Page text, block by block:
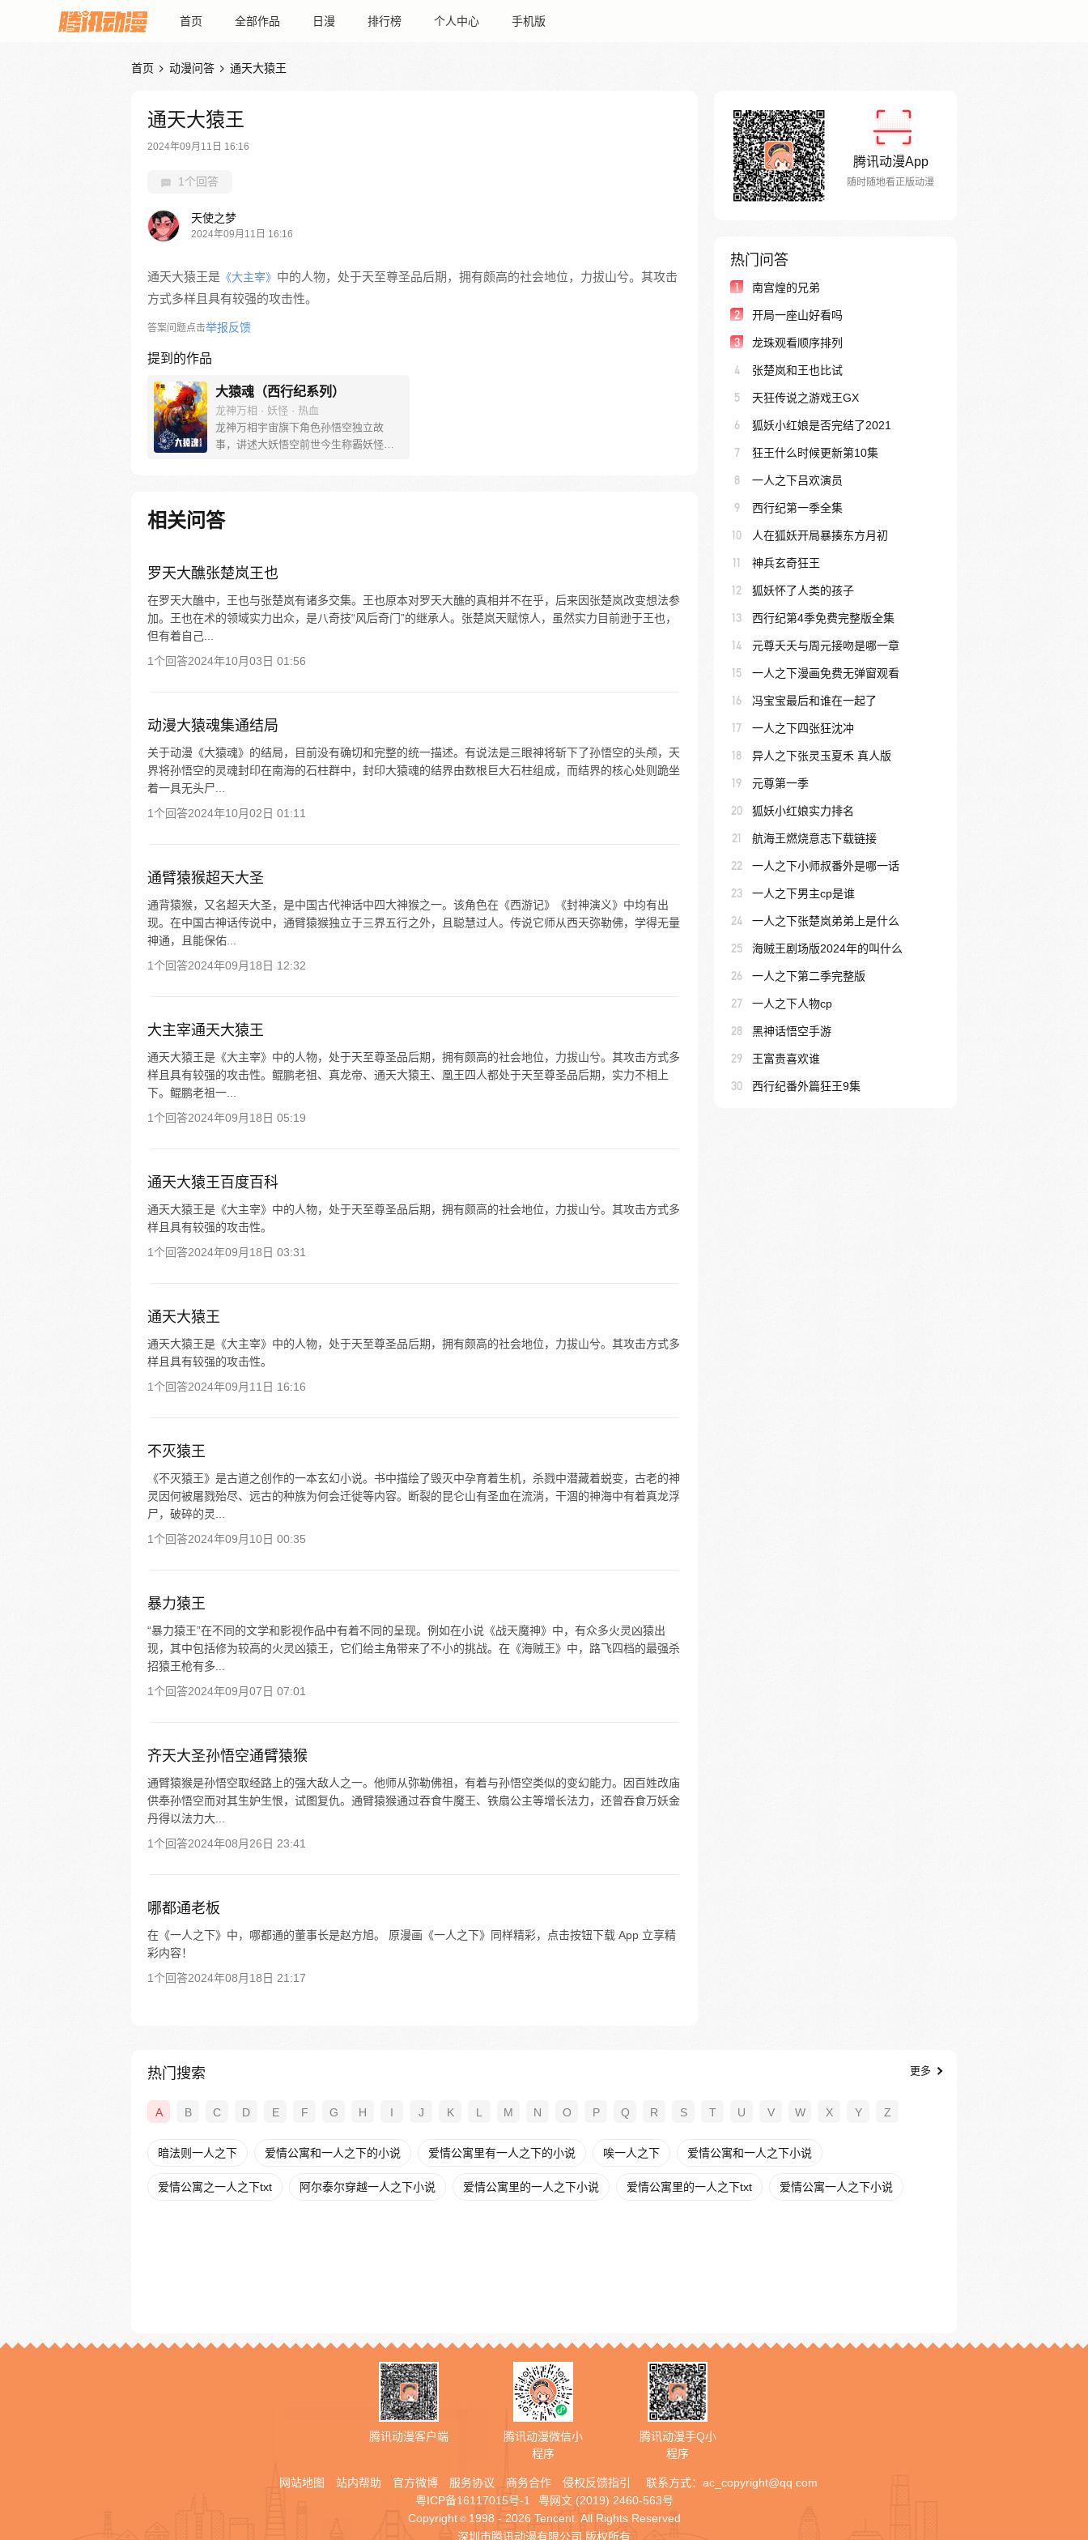
首页 全部作品 日漫 排行榜 个人中心 手机版
首页  动漫问答  通天大猿王
通天大猿王
2024年09月11日 16:16
1个回答
天使之梦
2024年09月11日 16:16
通天大猿王是 《大主宰》 中的人物，处于天至尊圣品后期，拥有颇高的社会地位，力拔山兮。其攻击
方式多样且具有较强的攻击性。
答案问题点击举报反馈
提到的作品
大猿魂（西行纪系列）
龙神万相 · 妖怪 · 热血
龙神万相宇宙旗下角色孙悟空独立故
事，讲述大妖悟空前世今生称霸妖怪大
入暗魂无法再守护重要之人…六十年
后，他再次破石而出，背负着守护族人
成为猴群之王，但故事仍在继续…
相关问答
罗天大醮张楚岚王也
在罗天大醮中，王也与张楚岚有诸多交集。王也原本对罗天大醮的真相并不在乎，后来因张楚岚改变想法参
加。王也在术的领域实力出众，是八奇技“风后奇门”的继承人。张楚岚天赋惊人，虽然实力目前逊于王也，
但有着自己...
1个回答2024年10月03日 01:56
动漫大猿魂集通结局
关于动漫《大猿魂》的结局，目前没有确切和完整的统一描述。有说法是三眼神将斩下了孙悟空的头颅，天
界将孙悟空的灵魂封印在南海的石柱群中，封印大猿魂的结界由数根巨大石柱组成，而结界的核心处则跪坐
着一具无头尸...
1个回答2024年10月02日 01:11
通臂猿猴超天大圣
通背猿猴，又名超天大圣，是中国古代神话中四大神猴之一。该角色在《西游记》《封神演义》中均有出
现。在中国古神话传说中，通臂猿猴独立于三界五行之外，且聪慧过人。传说它师从西天弥勒佛，学得无量
神通，且能保佑...
1个回答2024年09月18日 12:32
大主宰通天大猿王
通天大猿王是《大主宰》中的人物，处于天至尊圣品后期，拥有颇高的社会地位，力拔山兮。其攻击方式多
样且具有较强的攻击性。鲲鹏老祖、真龙帝、通天大猿王、凰王四人都处于天至尊圣品后期，实力不相上
下。鲲鹏老祖一...
1个回答2024年09月18日 05:19
通天大猿王百度百科
通天大猿王是《大主宰》中的人物，处于天至尊圣品后期，拥有颇高的社会地位，力拔山兮。其攻击方式多
样且具有较强的攻击性。
1个回答2024年09月18日 03:31
通天大猿王
通天大猿王是《大主宰》中的人物，处于天至尊圣品后期，拥有颇高的社会地位，力拔山兮。其攻击方式多
样且具有较强的攻击性。
1个回答2024年09月11日 16:16
不灭猿王
《不灭猿王》是古道之创作的一本玄幻小说。书中描绘了毁灭中孕育着生机，杀戮中潜藏着蜕变，古老的神
灵因何被屠戮殆尽、远古的种族为何会迁徙等内容。断裂的昆仑山有圣血在流淌，干涸的神海中有着真龙浮
尸，破碎的灵...
1个回答2024年09月10日 00:35
暴力猿王
“暴力猿王”在不同的文学和影视作品中有着不同的呈现。例如在小说《战天魔神》中，有众多火灵凶猿出
现，其中包括修为较高的火灵凶猿王，它们给主角带来了不小的挑战。在《海贼王》中，路飞四档的最强杀
招猿王枪有多...
1个回答2024年09月07日 07:01
齐天大圣孙悟空通臂猿猴
通臂猿猴是孙悟空取经路上的强大敌人之一。他师从弥勒佛祖，有着与孙悟空类似的变幻能力。因百姓改庙
供奉孙悟空而对其生妒生恨，试图复仇。通臂猿猴通过吞食牛魔王、铁扇公主等增长法力，还曾吞食万妖金
丹得以法力大...
1个回答2024年08月26日 23:41
哪都通老板
在《一人之下》中，哪都通的董事长是赵方旭。 原漫画《一人之下》同样精彩，点击按钮下载 App 立享精
彩内容！
1个回答2024年08月18日 21:17
腾讯动漫App
随时随地看正版动漫
热门问答
1 南宫煌的兄弟
2 开局一座山好看吗
3 龙珠观看顺序排列
4 张楚岚和王也比试
5 天狂传说之游戏王GX
6 狐妖小红娘是否完结了2021
7 狂王什么时候更新第10集
8 一人之下吕欢演员
9 西行纪第一季全集
10 人在狐妖开局暴揍东方月初
11 神兵玄奇狂王
12 狐妖怀了人类的孩子
13 西行纪第4季免费完整版全集
14 元尊夭夭与周元接吻是哪一章
15 一人之下漫画免费无弹窗观看
16 冯宝宝最后和谁在一起了
17 一人之下四张狂沈冲
18 异人之下张灵玉夏禾 真人版
19 元尊第一季
20 狐妖小红娘实力排名
21 航海王燃烧意志下载链接
22 一人之下小师叔番外是哪一话
23 一人之下男主cp是谁
24 一人之下张楚岚弟弟上是什么
25 海贼王剧场版2024年的叫什么
26 一人之下第二季完整版
27 一人之下人物cp
28 黑神话悟空手游
29 王富贵喜欢谁
30 西行纪番外篇狂王9集
热门搜索 更多
A B C D E F G H I J K L M N O P Q R S T U V W X Y Z
暗法则一人之下 爱情公寓和一人之下的小说 爱情公寓里有一人之下的小说 唉一人之下 爱情公寓和一人之下小说
爱情公寓之一人之下txt 阿尔泰尔穿越一人之下小说 爱情公寓里的一人之下小说 爱情公寓里的一人之下txt 爱情公寓一人之下小说
腾讯动漫客户端
腾讯动漫微信小
程序
腾讯动漫手Q小
程序
网站地图 站内帮助 官方微博 服务协议 商务合作 侵权反馈指引 联系方式： ac_copyright@qq.com
粤ICP备16117015号-1
粤网文 (2019) 2460-563号
Copyright © 1998 - 2026 Tencent. All Rights Reserved
深圳市腾讯动漫有限公司 版权所有